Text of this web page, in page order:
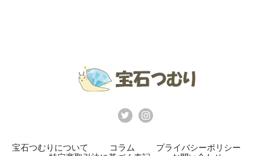
宝石つむりについて コラム
プライバシーポリシー